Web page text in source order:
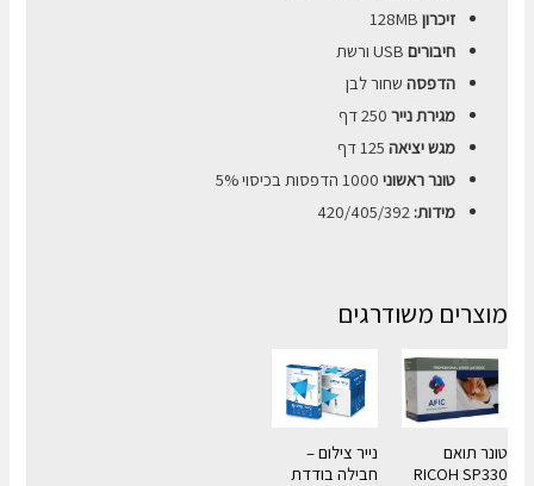
זיכרון 128MB
חיבורים USB ורשת
הדפסה שחור לבן
מגירת נייר 250 דף
מגש יציאה 125 דף
טונר ראשוני 1000 הדפסות בכיסוי 5%
מידות:420/405/392
מוצרים משודרגים
טונר תואם
RICOH SP330
נייר צילום –
חבילה בודדת